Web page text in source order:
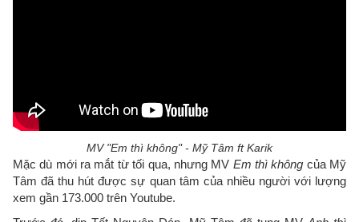
MV "Em thì không" - Mỹ Tâm ft Karik
Mặc dù mới ra mắt từ tối qua, nhưng MV Em thì không của Mỹ
Tâm đã thu hút được sự quan tâm của nhiều người với lượng
xem gần 173.000 trên Youtube.